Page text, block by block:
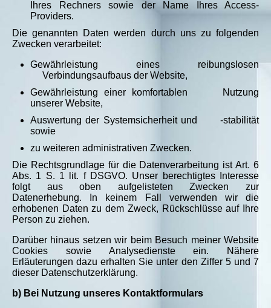
Ihres Rechners sowie der Name Ihres Access-
Providers.
Die genannten Daten werden durch uns zu folgenden
Zwecken verarbeitet:
Gewährleistung eines reibungslosen
Verbindungsaufbaus der Website,
Gewährleistung einer komfortablen Nutzung
unserer Website,
Auswertung der Systemsicherheit und -stabilität
sowie
zu weiteren administrativen Zwecken.
Die Rechtsgrundlage für die Datenverarbeitung ist Art. 6
Abs. 1 S. 1 lit. f DSGVO. Unser berechtigtes Interesse
folgt aus oben aufgelisteten Zwecken zur
Datenerhebung. In keinem Fall verwenden wir die
erhobenen Daten zu dem Zweck, Rückschlüsse auf Ihre
Person zu ziehen.
Darüber hinaus setzen wir beim Besuch meiner Website
Cookies sowie Analysedienste ein. Nähere
Erläuterungen dazu erhalten Sie unter den Ziffer 5 und 7
dieser Datenschutzerklärung.
b) Bei Nutzung unseres Kontaktformulars